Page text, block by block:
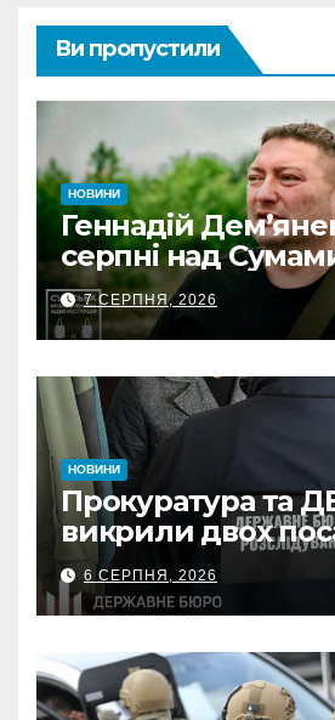
Ви пропустили
НОВИНИ
Геннадій
серпні над
КАБів
7 СЕРПНЯ, 2026
НОВИНИ
Прокуратура та
викрили двох
ДПС Сумщини на
неправомірної
ФОПа
6 СЕРПНЯ, 2026